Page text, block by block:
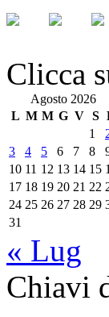
Clicca
Agosto 2026
L M M G V S
1
3
4 5 6 7 8
10 11 12 13 14 15
17 18 19 20 21 22
24 25 26 27 28 29
31
« Lug
Chiavi